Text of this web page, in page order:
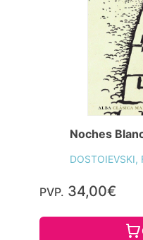
Noches
DOSTOIEVSKI,
PVP. 34,00€